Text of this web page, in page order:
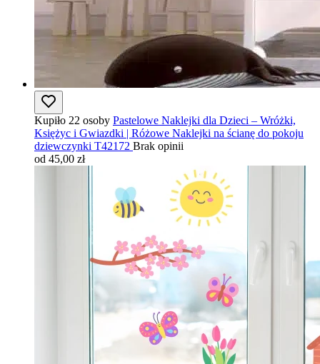
Kupiło 22 osoby Pastelowe Naklejki dla Dzieci – Wróżki,
Księżyc i Gwiazdki | Różowe Naklejki na ścianę do pokoju
dziewczynki T42172 Brak opinii
od 45,00 zł